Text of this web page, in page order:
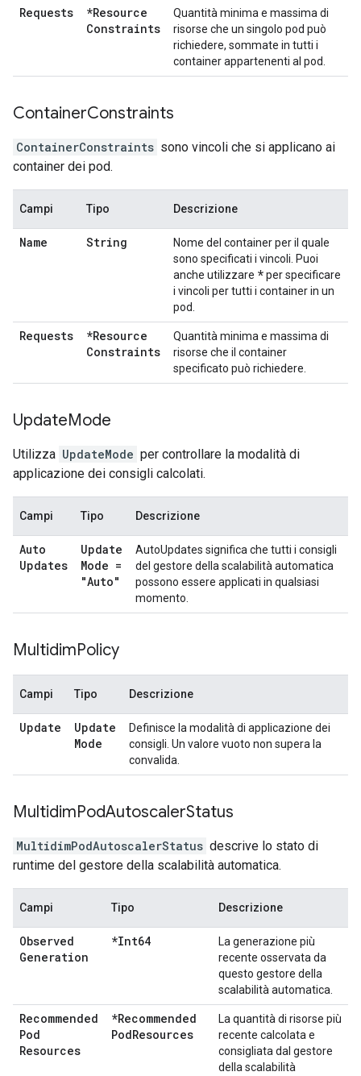
Requests
*Resource
Constraints
Quantità minima e massima di
risorse che un singolo pod può
richiedere, sommate in tutti i
container appartenenti al pod.
ContainerConstraints
ContainerConstraints sono vincoli che si applicano ai
container dei pod.
Campi Tipo Descrizione
Name String
Nome del container per il quale
sono specificati i vincoli. Puoi
anche utilizzare *per specificare
i vincoli per tutti i container in un
pod.
Requests
*Resource
Constraints
Quantità minima e massima di
risorse che il container
specificato può richiedere.
UpdateMode
Utilizza UpdateMode per controllare la modalità di
applicazione dei consigli calcolati.
Campi Tipo Descrizione
Auto
Updates
Update
Mode =
"Auto"
AutoUpdates significa che tutti i consigli
del gestore della scalabilità automatica
possono essere applicati in qualsiasi
momento.
MultidimPolicy
Campi Tipo Descrizione
Update
Update
Mode
Definisce la modalità di applicazione dei
consigli. Un valore vuoto non supera la
convalida.
MultidimPodAutoscalerStatus
MultidimPodAutoscalerStatus descrive lo stato di
runtime del gestore della scalabilità automatica.
Campi Tipo Descrizione
Observed
Generation
*Int64
La generazione più
recente osservata da
questo gestore della
scalabilità automatica.
Recommended
Pod
Resources
*Recommended
PodResources
La quantità di risorse più
recente calcolata e
consigliata dal gestore
della scalabilità